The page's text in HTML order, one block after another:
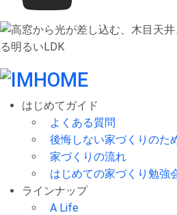
はじめてガイド
よくある質問
後悔しない家づくりのた
家づくりの流れ
はじめての家づくり勉強
ラインナップ
A Life